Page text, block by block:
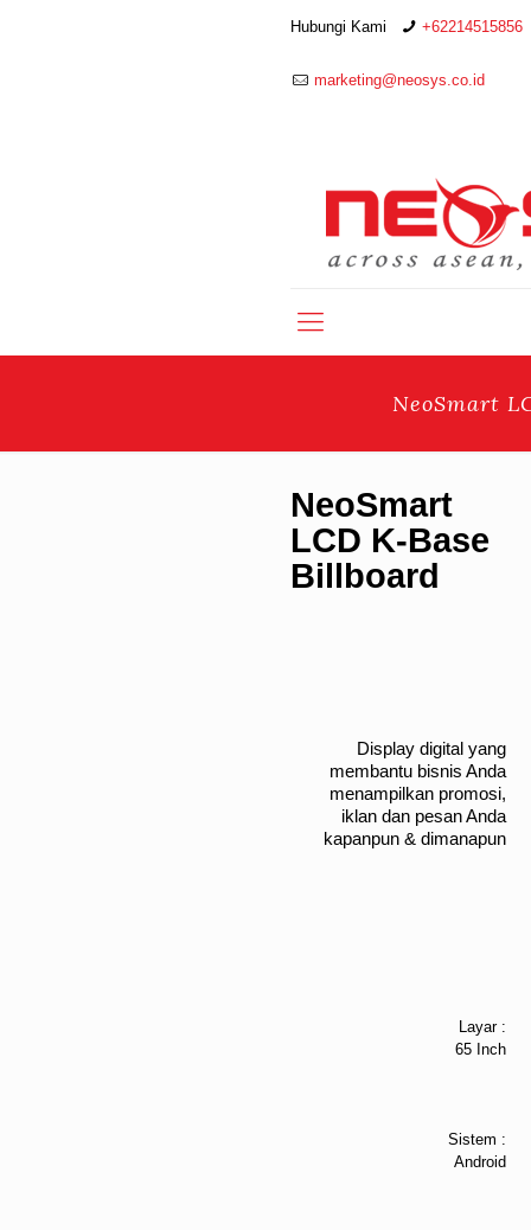
Hubungi Kami +62214515856
marketing@neosys.co.id
NeoSmart
NeoSmart
LCD K-Base
Billboard
Display digital yang
membantu bisnis Anda
menampilkan promosi,
iklan dan pesan Anda
kapanpun & dimanapun
Layar :
65 Inch
Sistem :
Android